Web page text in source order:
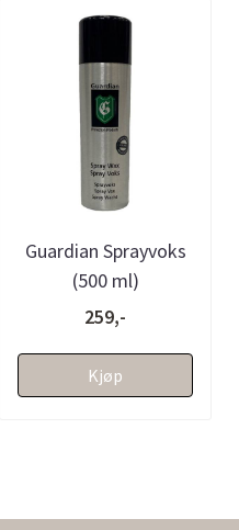
Guardian Sprayvoks
(500 ml)
259,-
Kjøp